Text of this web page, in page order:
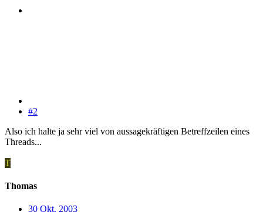
#2
Also ich halte ja sehr viel von aussagekräftigen Betreffzeilen eines
Threads...
T
Thomas
30 Okt. 2003